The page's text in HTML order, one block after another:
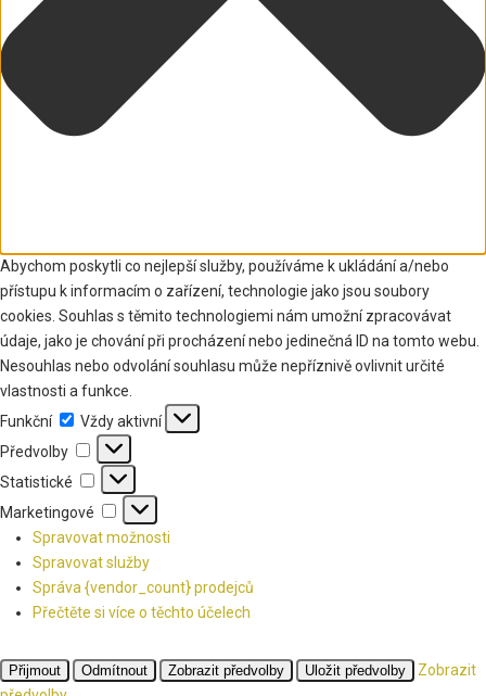
Abychom poskytli co nejlepší služby, používáme k ukládání a/nebo
přístupu k informacím o zařízení, technologie jako jsou soubory
cookies. Souhlas s těmito technologiemi nám umožní zpracovávat
údaje, jako je chování při procházení nebo jedinečná ID na tomto webu.
Nesouhlas nebo odvolání souhlasu může nepříznivě ovlivnit určité
vlastnosti a funkce.
Funkční
Funkční
Vždy aktivní
Předvolby
Předvolby
Statistické Statistické
Marketingové
Marketingové
Spravovat možnosti
Spravovat služby
Správa {vendor_count} prodejců
Přečtěte si více o těchto účelech
Přijmout Odmítnout Zobrazit předvolby Uložit předvolby
Zobrazit